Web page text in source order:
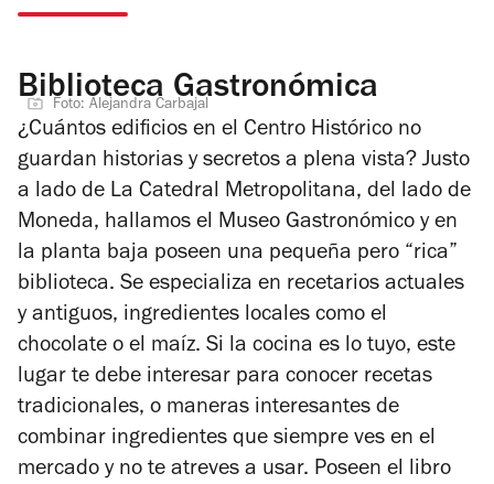
Biblioteca Gastronómica
Foto: Alejandra Carbajal
¿Cuántos edificios en el Centro Histórico no
guardan historias y secretos a plena vista? Justo
a lado de La Catedral Metropolitana, del lado de
Moneda, hallamos el Museo Gastronómico y en
la planta baja poseen una pequeña pero “rica”
biblioteca. Se especializa en recetarios actuales
y antiguos, ingredientes locales como el
chocolate o el maíz. Si la cocina es lo tuyo, este
lugar te debe interesar para conocer recetas
tradicionales, o maneras interesantes de
combinar ingredientes que siempre ves en el
mercado y no te atreves a usar. Poseen el libro